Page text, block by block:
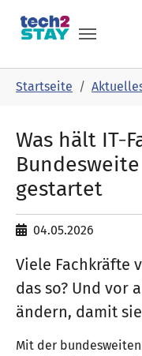
Startseite
Was hält
gestartet
04.05.2026
Viele Fachkräfte
das so? Und vor
ändern, damit
Mit der bundesweiten